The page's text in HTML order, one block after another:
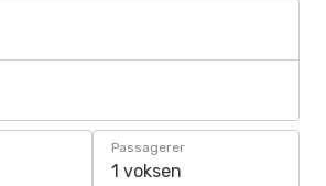
Passagerer
1 voksen